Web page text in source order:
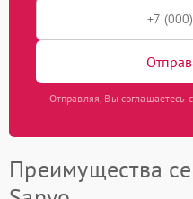
Отправляя, Вы соглашаетесь
Преимущества